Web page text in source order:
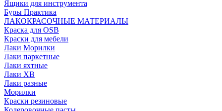
Ящики для инструмента
Буры Практика
ЛАКОКРАСОЧНЫЕ МАТЕРИАЛЫ
Краска для OSB
Краски для мебели
Лаки Морилки
Лаки паркетные
Лаки яхтные
Лаки ХВ
Лаки разные
Морилки
Краски резиновые